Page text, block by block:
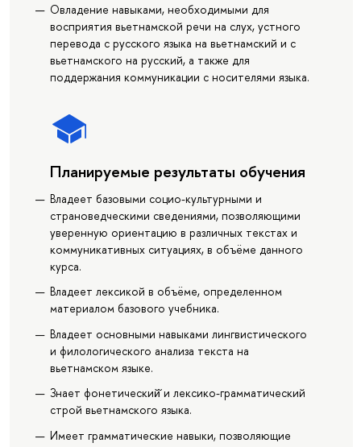
Овладение навыками, необходимыми для
восприятия вьетнамской речи на слух, устного
перевода с русского языка на вьетнамский и с
вьетнамского на русский, а также для
поддержания коммуникации с носителями языка.
Планируемые результаты обучения
Владеет базовыми социо-культурными и
страноведческими сведениями, позволяющими
уверенную ориентацию в различных текстах и
коммуникативных ситуациях, в объёме данного
курса.
Владеет лексикой в объёме, определенном
материалом базового учебника.
Владеет основными навыками лингвистического
и филологического анализа текста на
вьетнамском языке.
Знает фонетический̆ и лексико-грамматический
строй вьетнамского языка.
Имеет грамматические навыки, позволяющие